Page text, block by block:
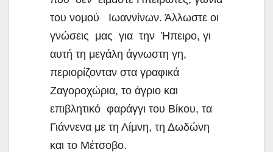
του νομού Ιωαννίνων. Άλλωστε οι
γνώσεις μας για την Ήπειρο, γι
αυτή τη μεγάλη άγνωστη γη,
περιορίζονταν στα γραφικά
Ζαγοροχώρια, το άγριο και
επιβλητικό φαράγγι του Βίκου, τα
Γιάννενα με τη Λίμνη, τη Δωδώνη
και το Μέτσοβο.